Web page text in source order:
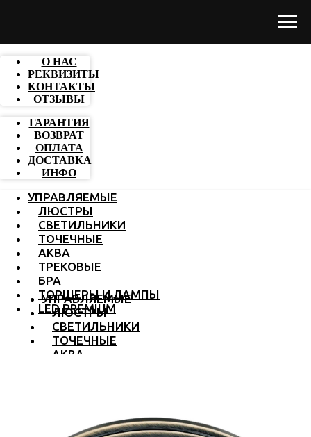
О НАС
РЕКВИЗИТЫ
КОНТАКТЫ
ОТЗЫВЫ
ГАРАНТИЯ
ВОЗВРАТ
ОПЛАТА
ДОСТАВКА
ИНФО
УПРАВЛЯЕМЫЕ
ЛЮСТРЫ
СВЕТИЛЬНИКИ
ТОЧЕЧНЫЕ
АКВА
ТРЕКОВЫЕ
БРА
ТОРШЕРЫ И ЛАМПЫ
LED PREMIUM
УПРАВЛЯЕМЫЕ
ЛЮСТРЫ
СВЕТИЛЬНИКИ
ТОЧЕЧНЫЕ
АКВА